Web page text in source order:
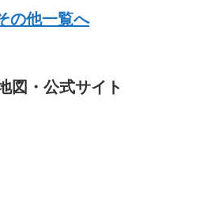
の他一覧へ
図・公式サイト